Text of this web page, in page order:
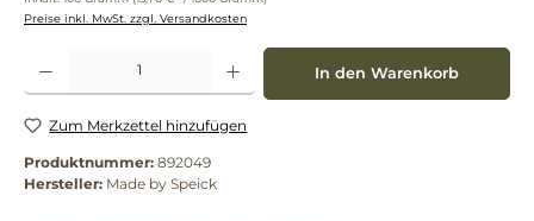
Preise inkl. MwSt. zzgl. Versandkosten
Produkt Anzahl: Gib den gewünschten Wert ein oder benutze die Schaltflächen um
In den Warenkorb
Zum Merkzettel hinzufügen
Produktnummer: 892049
Hersteller: Made by Speick